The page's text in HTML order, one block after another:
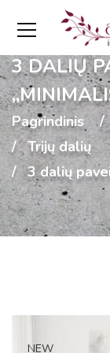
3 DALIŲ
Pagrindinis
Trijų dalių
3 dalių
NEW